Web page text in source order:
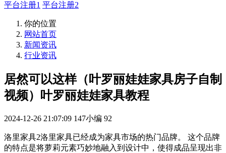
平台注册1 平台注册2
你的位置
网站首页
新闻资讯
行业资讯
居然可以这样（叶罗丽娃娃家具房子自制
视频）叶罗丽娃娃家具教程
2024-12-26 21:07:09 147小编 92
洛里家具2洛里家具已经成为家具市场的热门品牌。 这个品牌
的特点是将萝莉元素巧妙地融入到设计中，使得成品呈现出非